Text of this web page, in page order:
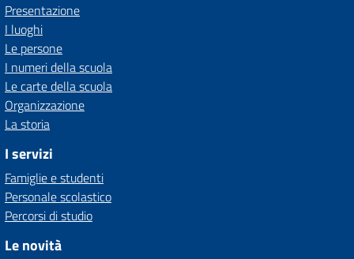
Presentazione
I luoghi
Le persone
I numeri della scuola
Le carte della scuola
Organizzazione
La storia
I servizi
Famiglie e studenti
Personale scolastico
Percorsi di studio
Le novità